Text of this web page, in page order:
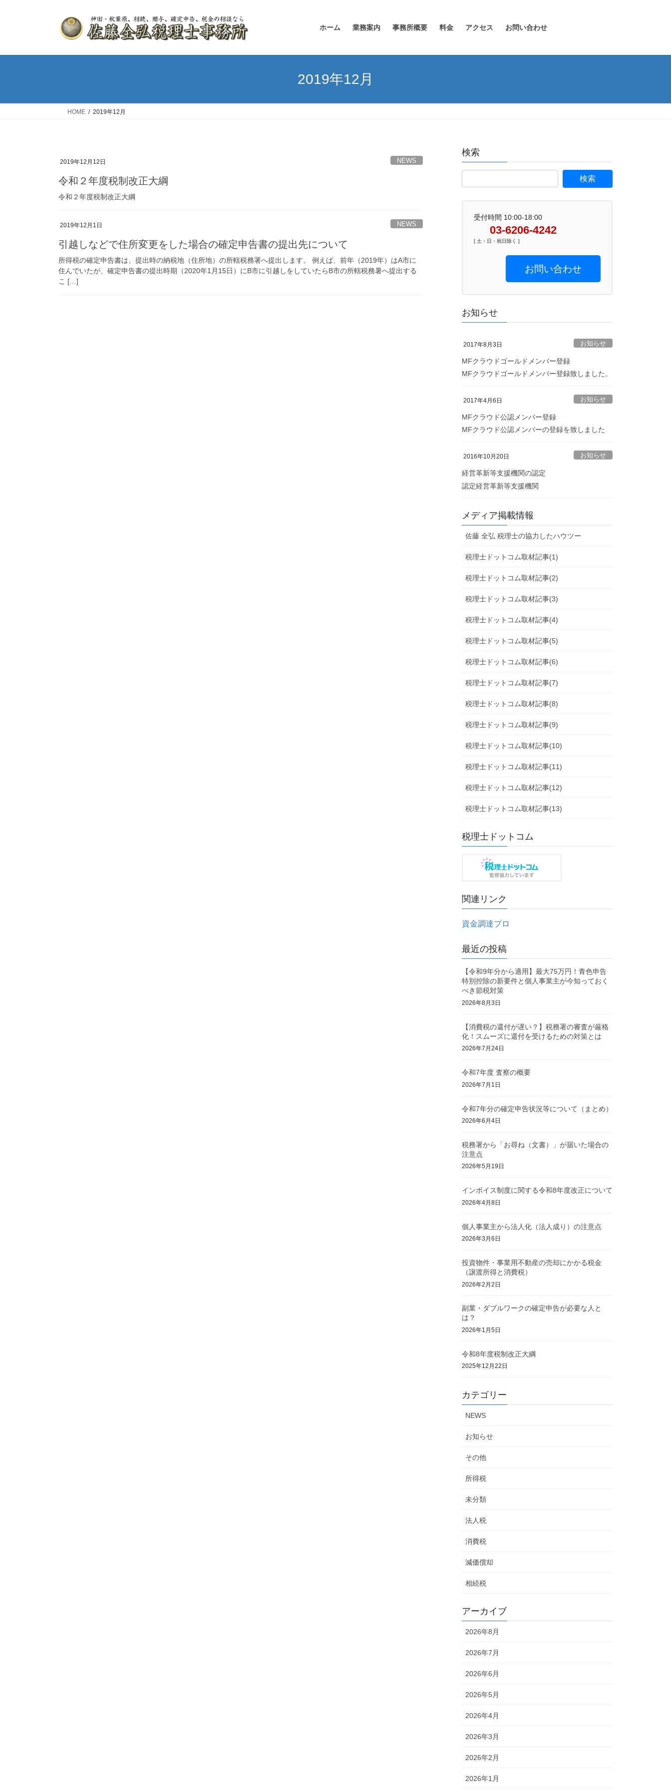
ホーム 業務案内 事務所概要 料金 アクセス お問い合わせ
2019年12月
HOME 2019年12月
2019年12月12日 NEWS
令和２年度税制改正大綱
令和２年度税制改正大綱
2019年12月1日 NEWS
引越しなどで住所変更をした場合の確定申告書の提出先について
所得税の確定申告書は、提出時の納税地（住所地）の所轄税務署へ提出します。 例えば、前年（2019年）はA市に
住んでいたが、確定申告書の提出時期（2020年1月15日）にB市に引越しをしていたらB市の所轄税務暑へ提出する
こ […]
検索
受付時間 10:00-18:00
03-6206-4242
[ 土・日・祝日除く ]
お問い合わせ
お知らせ
2017年8月3日 お知らせ
MFクラウドゴールドメンバー登録
MFクラウドゴールドメンバー登録致しました。
2017年4月6日 お知らせ
MFクラウド公認メンバー登録
MFクラウド公認メンバーの登録を致しました
2016年10月20日 お知らせ
経営革新等支援機関の認定
認定経営革新等支援機関
メディア掲載情報
佐藤 全弘 税理士の協力したハウツー
税理士ドットコム取材記事(1)
税理士ドットコム取材記事(2)
税理士ドットコム取材記事(3)
税理士ドットコム取材記事(4)
税理士ドットコム取材記事(5)
税理士ドットコム取材記事(6)
税理士ドットコム取材記事(7)
税理士ドットコム取材記事(8)
税理士ドットコム取材記事(9)
税理士ドットコム取材記事(10)
税理士ドットコム取材記事(11)
税理士ドットコム取材記事(12)
税理士ドットコム取材記事(13)
税理士ドットコム
関連リンク
資金調達プロ
最近の投稿
【令和9年分から適用】最大75万円！青色申告
特別控除の新要件と個人事業主が今知っておく
べき節税対策
2026年8月3日
【消費税の還付が遅い？】税務署の審査が厳格
化！スムーズに還付を受けるための対策とは
2026年7月24日
令和7年度 査察の概要
2026年7月1日
令和7年分の確定申告状況等について（まとめ）
2026年6月4日
税務署から「お尋ね（文書）」が届いた場合の
注意点
2026年5月19日
インボイス制度に関する令和8年度改正について
2026年4月8日
個人事業主から法人化（法人成り）の注意点
2026年3月6日
投資物件・事業用不動産の売却にかかる税金
（譲渡所得と消費税）
2026年2月2日
副業・ダブルワークの確定申告が必要な人と
は？
2026年1月5日
令和8年度税制改正大綱
2025年12月22日
カテゴリー
NEWS
お知らせ
その他
所得税
未分類
法人税
消費税
減価償却
相続税
アーカイブ
2026年8月
2026年7月
2026年6月
2026年5月
2026年4月
2026年3月
2026年2月
2026年1月